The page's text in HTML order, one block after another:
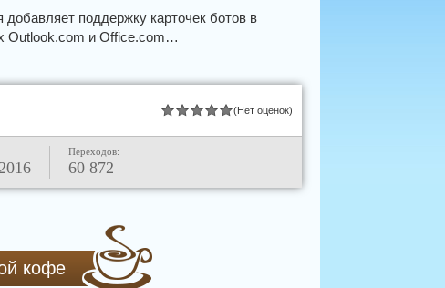
поддержку карточек ботов в
Outlook.com и Office.com…
(Нет оценок)
Переходов:
60 872
кофе